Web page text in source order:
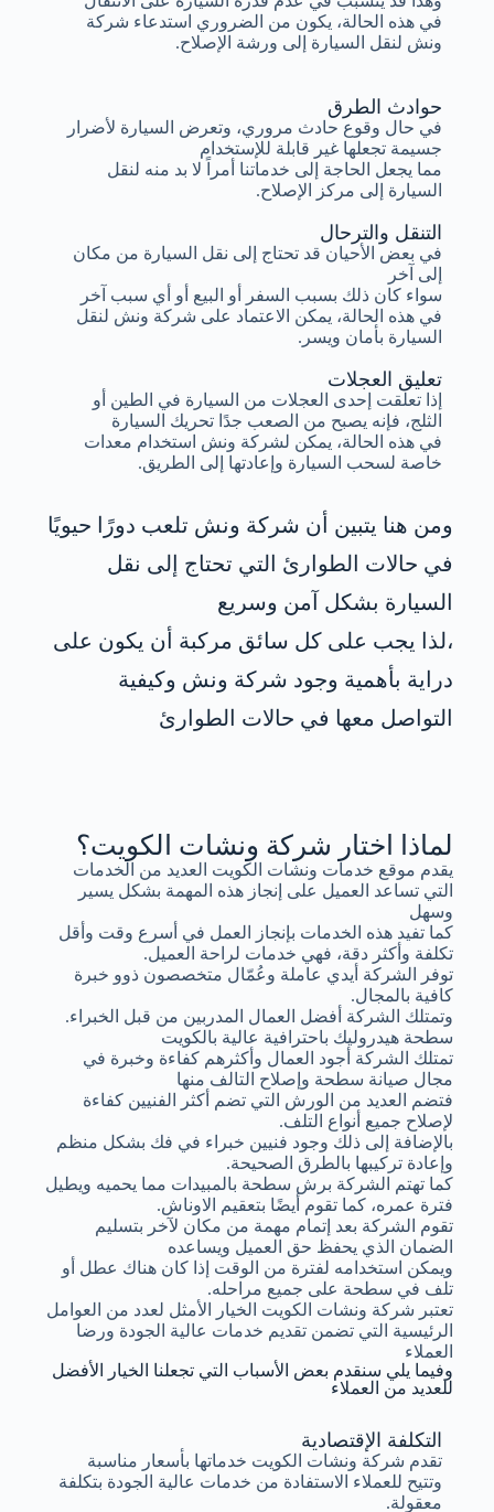
في هذه الحالة، يكون من الضروري استدعاء شركة
ونش لنقل السيارة إلى ورشة الإصلاح.
تعليق العجلات
إذا تعلقت إحدى العجلات من السيارة في الطين أو
الثلج، فإنه يصبح من الصعب جدًا تحريك السيارة
في هذه الحالة، يمكن لشركة ونش استخدام معدات
خاصة لسحب السيارة وإعادتها إلى الطريق.
التنقل والترحال
في بعض الأحيان قد تحتاج إلى نقل السيارة من مكان
إلى آخر
سواء كان ذلك بسبب السفر أو البيع أو أي سبب آخر
في هذه الحالة، يمكن الاعتماد على شركة ونش لنقل
السيارة بأمان ويسر.
حوادث الطرق
في حال وقوع حادث مروري، وتعرض السيارة لأضرار
جسيمة تجعلها غير قابلة للإستخدام
مما يجعل الحاجة إلى خدماتنا أمراً لا بد منه لنقل
السيارة إلى مركز الإصلاح.
ومن هنا يتبين أن شركة ونش تلعب دورًا حيويًا
في حالات الطوارئ التي تحتاج إلى نقل
السيارة بشكل آمن وسريع
،لذا يجب على كل سائق مركبة أن يكون على
دراية بأهمية وجود شركة ونش وكيفية
التواصل معها في حالات الطوارئ
لماذا اختار شركة ونشات الكويت؟
يقدم موقع خدمات ونشات الكويت العديد من الخدمات
التي تساعد العميل على إنجاز هذه المهمة بشكل يسير
وسهل
كما تفيد هذه الخدمات بإنجاز العمل في أسرع وقت وأقل
تكلفة وأكثر دقة، فهي خدمات لراحة العميل.
توفر الشركة أيدي عاملة وعُمّال متخصصون ذوو خبرة
كافية بالمجال.
وتمتلك الشركة أفضل العمال المدربين من قبل الخبراء.
سطحة هيدروليك باحترافية عالية بالكويت
تمتلك الشركة أجود العمال وأكثرهم كفاءة وخبرة في
مجال صيانة سطحة وإصلاح التالف منها
فتضم العديد من الورش التي تضم أكثر الفنيين كفاءة
لإصلاح جميع أنواع التلف.
بالإضافة إلى ذلك وجود فنيين خبراء في فك بشكل منظم
وإعادة تركيبها بالطرق الصحيحة.
كما تهتم الشركة برش سطحة بالمبيدات مما يحميه ويطيل
فترة عمره، كما تقوم أيضًا بتعقيم الاوناش.
تقوم الشركة بعد إتمام مهمة من مكان لآخر بتسليم
الضمان الذي يحفظ حق العميل ويساعده
ويمكن استخدامه لفترة من الوقت إذا كان هناك عطل أو
تلف في سطحة على جميع مراحله.
تعتبر شركة ونشات الكويت الخيار الأمثل لعدد من العوامل
الرئيسية التي تضمن تقديم خدمات عالية الجودة ورضا
العملاء
وفيما يلي سنقدم بعض الأسباب التي تجعلنا الخيار الأفضل
للعديد من العملاء
التكلفة الإقتصادية
تقدم شركة ونشات الكويت خدماتها بأسعار مناسبة
وتتيح للعملاء الاستفادة من خدمات عالية الجودة بتكلفة
معقولة.